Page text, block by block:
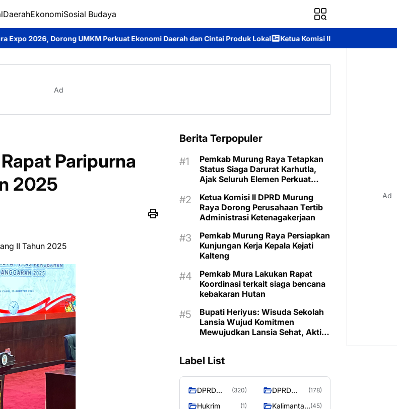
DaerahEkonomiSosial Budaya
Perkuat Ekonomi Daerah dan Cintai Produk Lokal Ketua Komisi II DPRD Murung Raya: Apresiasi Komitmen
Ad
Paripurna
2025
II Tahun 2025
Berita Terpopuler
Pemkab Murung Raya Tetapkan
Status Siaga Darurat Karhutla,
Ajak Seluruh Elemen Perkuat
Ketua Komisi II DPRD Murung
Raya Dorong Perusahaan Tertib
Administrasi Ketenagakerjaan
Pemkab Murung Raya Persiapkan
Kunjungan Kerja Kepala Kejati
Kalteng
Pemkab Mura Lakukan Rapat
Koordinasi terkait siaga bencana
kebakaran Hutan
Bupati Heriyus: Wisuda Sekolah
Lansia Wujud Komitmen
Mewujudkan Lansia Sehat, Aktif,
Label List
DPRD
(320)
DPRD
(178)
Hukrim (1)
Kalimantan (45)
Ad